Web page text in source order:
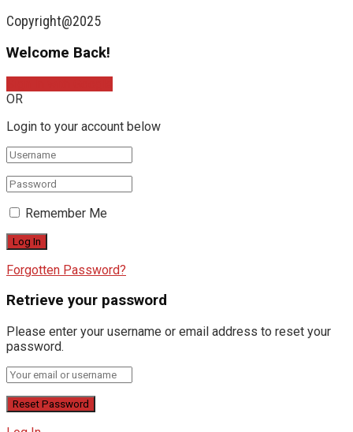
Copyright@2025
Welcome Back!
OR
Login to your account below
Remember Me
Forgotten Password?
Retrieve your password
Please enter your username or email address to reset your
password.